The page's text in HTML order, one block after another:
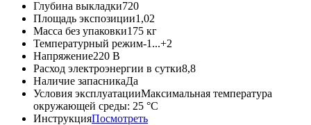
Глубина выкладки720
Площадь экспозиции1,02
Масса без упаковки175 кг
Температурный режим-1...+2
Напряжение220 В
Расход электроэнергии в сутки8,8
Наличие запасникаДа
Условия эксплуатацииМаксимальная температура
окружающей среды: 25 °С
ИнструкцияПосмотреть